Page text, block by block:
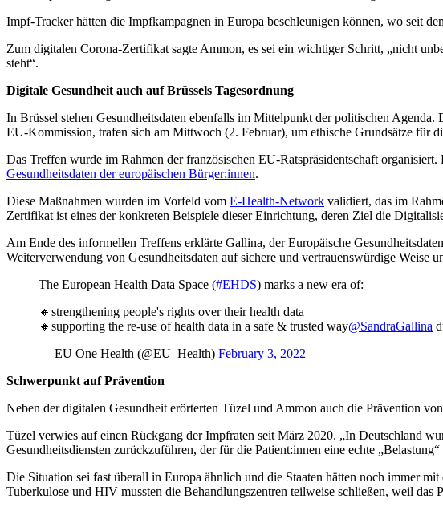
Impf-Tracker hätten die Impfkampagnen in Europa beschleunigen können, wo seit
Zum digitalen Corona-Zertifikat sagte Ammon, es sei ein wichtiger Schritt, „nicht
steht“.
Digitale Gesundheit auch auf Brüssels Tagesordnung
In Brüssel stehen Gesundheitsdaten ebenfalls im Mittelpunkt der politischen
EU-Kommission, trafen sich am Mittwoch (2. Februar), um ethische Grundsätze für
Das Treffen wurde im Rahmen der französischen EU-Ratspräsidentschaft
Gesundheitsdaten der europäischen Bürger:innen.
Diese Maßnahmen wurden im Vorfeld vom E-Health-Network validiert, das im
Zertifikat ist eines der konkreten Beispiele dieser Einrichtung, deren Ziel die
Am Ende des informellen Treffens erklärte Gallina, der Europäische
Weiterverwendung von Gesundheitsdaten auf sichere und vertrauenswürdige Weise
The European Health Data Space (#EHDS) marks a new era of:
🔸strengthening people's rights over their health data
🔸supporting the re-use of health data in a safe & trusted way@SandraGallina
— EU One Health (@EU_Health) February 3, 2022
Schwerpunkt auf Prävention
Neben der digitalen Gesundheit erörterten Tüzel und Ammon auch die Prävention
Tüzel verwies auf einen Rückgang der Impfraten seit März 2020. „In Deutschland
Gesundheitsdiensten zurückzuführen, der für die Patient:innen eine echte „Belastung“
Die Situation sei fast überall in Europa ähnlich und die Staaten hätten noch immer
Tuberkulose und HIV mussten die Behandlungszentren teilweise schließen, weil das